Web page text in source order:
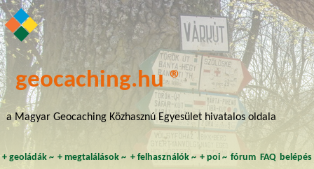
geocaching.hu ®
a Magyar Geocaching Közhasznú Egyesület hivatalos oldala
+ geoládák~ +megtalálások ~ + felhasználók~ + poi~ fórum FAQ belépés